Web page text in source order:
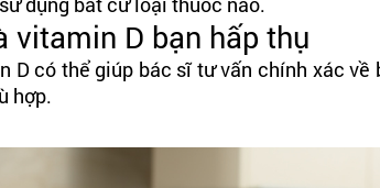
vitamin D bạn hấp thụ
D có thể giúp bác sĩ tư vấn chính xác
hợp.